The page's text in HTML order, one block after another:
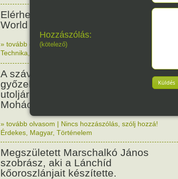
Elérhetővé vált az első ismert
World Wide Web oldal.
» tovább olvasom|Nincs hozzászólás, szólj hozzá!
Technika
A szávaszentdemeteri-nagyolaszi
győzelem, ahol a magyarok
utoljára győzték le a törököket
Mohács előtt.
» tovább olvasom | Nincs hozzászólás, szólj hozzá!
Érdekes Magyar, Történelem
Megszületett Marschalkó János
szobrász, aki a Lánchíd
kőoroszlánjait készítette.
Hozzászólás:
(kötelező)
Küldés